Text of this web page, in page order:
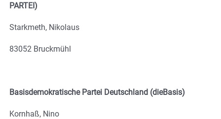
PARTEI)
Starkmeth, Nikolaus
83052 Bruckmühl
Basisdemokratische Partei Deutschland (dieBasis)
Kornhaß, Nino